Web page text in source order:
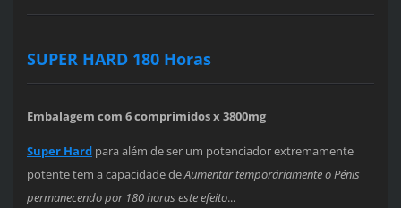
SUPER HARD 180 Horas
Embalagem com 6 comprimidos x 3800mg
Super Hardpara além de ser um potenciador extremamente
potente tem a capacidade deAumentar temporáriamente o Pénis
permanecendo por 180 horas este efeito...